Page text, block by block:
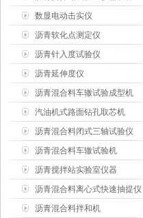
数显电动击实仪
沥青软化点测定仪
沥青针入度试验仪
沥青延伸度仪
沥青混合料车辙试验成型机
汽油机式路面钻孔取芯机
沥青混合料闭式三轴试验仪
沥青混合料车辙试验机
沥青搅拌站实验室仪器
沥青混合料离心式快速抽提仪
沥青混合料拌和机